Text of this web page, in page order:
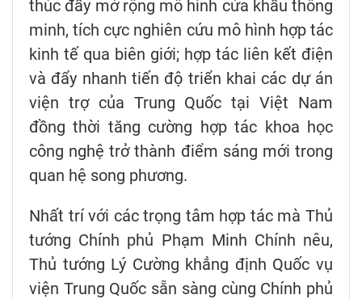
thúc đẩy mở rộng mô hình cửa khẩu thông
minh, tích cực nghiên cứu mô hình hợp tác
kinh tế qua biên giới; hợp tác liên kết điện
và đẩy nhanh tiến độ triển khai các dự án
viện trợ của Trung Quốc tại Việt Nam
đồng thời tăng cường hợp tác khoa học
công nghệ trở thành điểm sáng mới trong
quan hệ song phương.
Nhất trí với các trọng tâm hợp tác mà Thủ
tướng Chính phủ Phạm Minh Chính nêu,
Thủ tướng Lý Cường khẳng định Quốc vụ
viện Trung Quốc sẵn sàng cùng Chính phủ